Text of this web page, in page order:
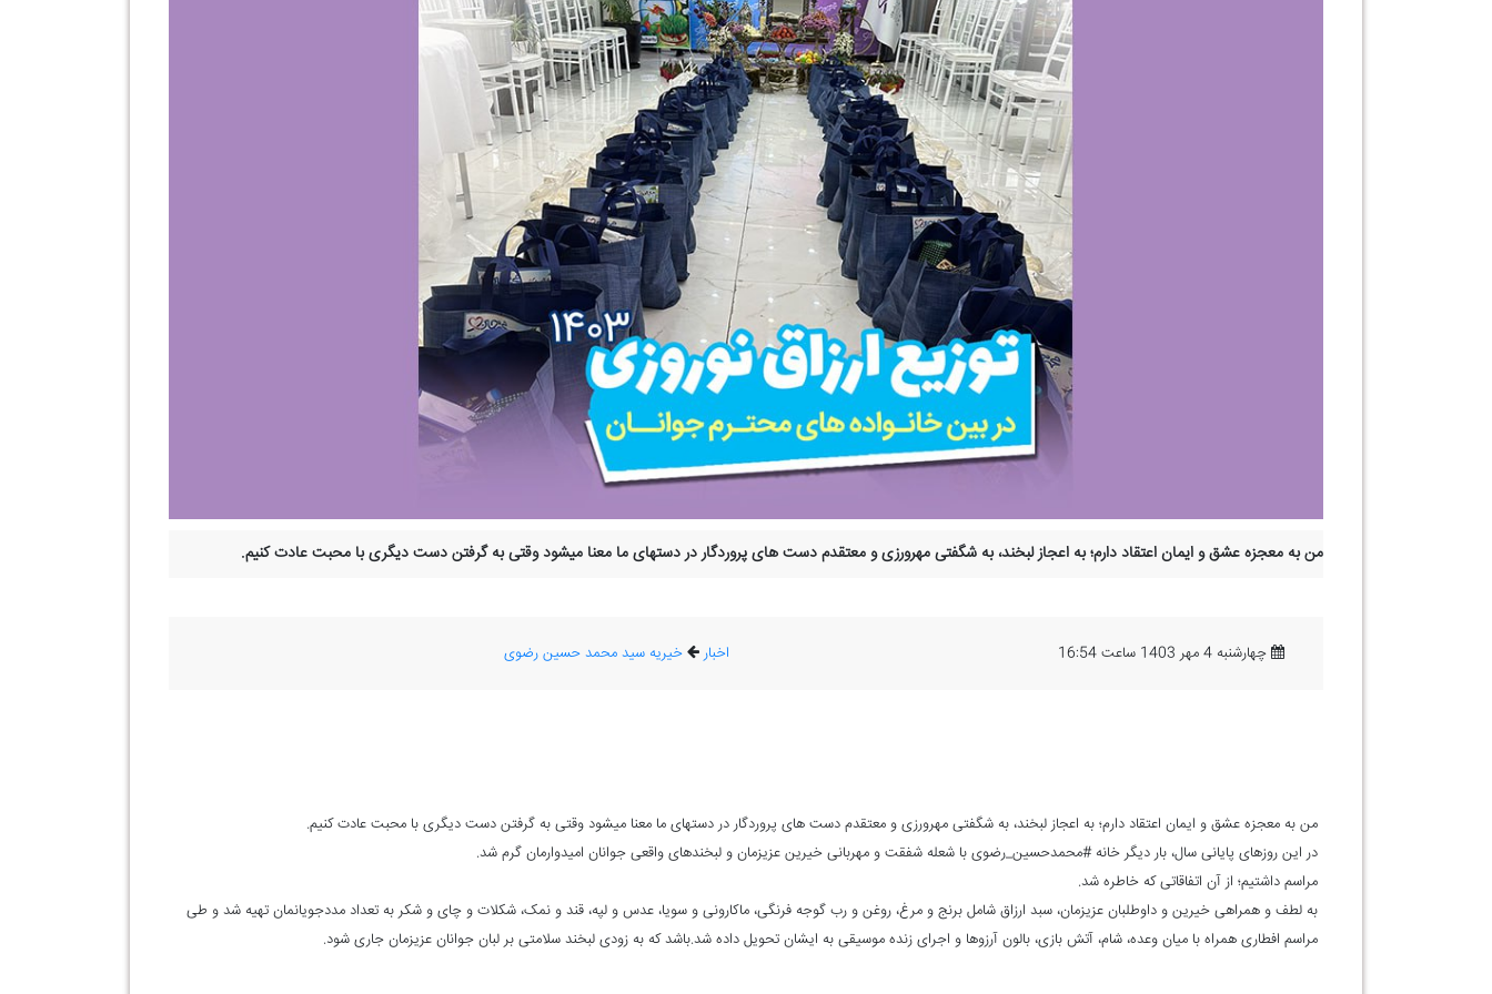
من به معجزه عشق و ایمان اعتقاد دارم؛ به اعجاز لبخند، به شگفتی مهرورزی و معتقدم دست های پروردگار در دستهای ما معنا میشود وقتی به گرفتن دست دیگری با محبت عادت کنیم.
چهارشنبه 4 مهر 1403 ساعت 16:54 اخبار خیریه سید محمد حسین رضوی
من به معجزه عشق و ایمان اعتقاد دارم؛ به اعجاز لبخند، به شگفتی مهرورزی و معتقدم دست های پروردگار در دستهای ما معنا میشود وقتی به گرفتن دست دیگری با محبت عادت کنیم.
در این روزهای پایانی سال، بار دیگر خانه #محمدحسین_رضوی با شعله شفقت و مهربانی خیرین عزیزمان و لبخندهای واقعی جوانان امیدوارمان گرم شد.
مراسم داشتیم؛ از آن اتفاقاتی که خاطره شد.
به لطف و همراهی خیرین و داوطلبان عزیزمان، سبد ارزاق شامل برنج و مرغ، روغن و رب گوجه فرنگی، ماکارونی و سویا، عدس و لپه، قند و نمک، شکلات و چای و شکر به تعداد مددجویانمان تهیه شد و طی
مراسم افطاری همراه با میان وعده، شام، آتش بازی، بالون آرزوها و اجرای زنده موسیقی به ایشان تحویل داده شد.باشد که به زودی لبخند سلامتی بر لبان جوانان عزیزمان جاری شود.